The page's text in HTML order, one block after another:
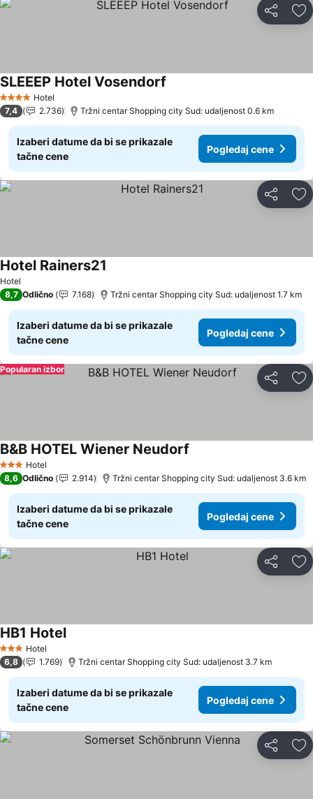
Deli
4 ZvezdiceHotel
SLEEEP Hotel Vosendorf
7,4 2.736 Tržni centar Shopping city Sud: udaljenost 0.6 km
Izaberi datume da bi se prikazale
tačne cene
Pogledaj cene
Deli
Hotel
Hotel Rainers21
8,7 Odlično 7.168 Tržni centar Shopping city Sud: udaljenost 1.7 km
Izaberi datume da bi se prikazale
tačne cene
Pogledaj cene
Deli
Popularan izbor
3 Zvezdice
Hotel
B&B HOTEL Wiener Neudorf
8,6 Odlično 2.914 Tržni centar Shopping city Sud: udaljenost 3.6 km
Izaberi datume da bi se prikazale
tačne cene
Pogledaj cene
Deli
3 Zvezdice
Hotel
HB1 Hotel
6,8 1.769 Tržni centar Shopping city Sud: udaljenost 3.7 km
Izaberi datume da bi se prikazale
tačne cene
Pogledaj cene
Deli